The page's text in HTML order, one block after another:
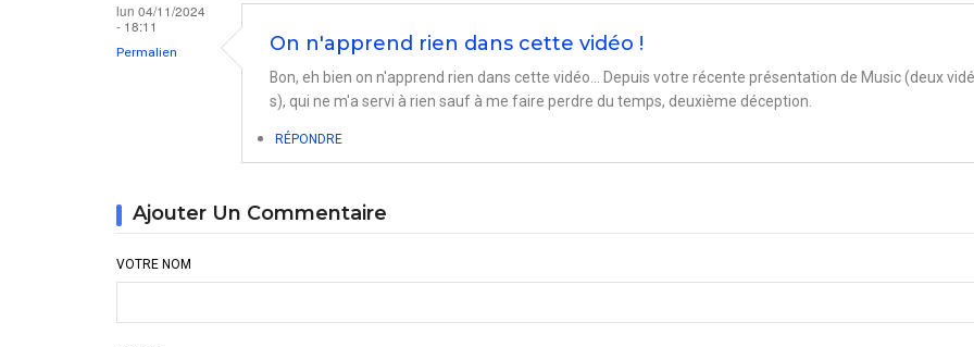
lun 04/11/2024
- 18:11
Permalien On n'apprend rien dans cette vidéo !
Bon, eh bien on n'apprend rien dans cette vidéo… Depuis votre récente présentation de Music (deux
s), qui ne m'a servi à rien sauf à me faire perdre du temps, deuxième déception.
RÉPONDRE
Ajouter Un Commentaire
VOTRE NOM